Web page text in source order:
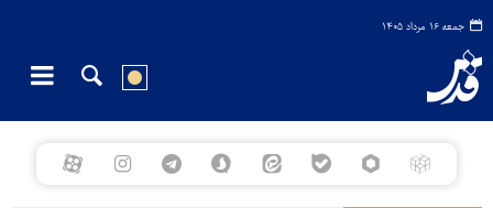
جمعه ۱۶ مرداد ۱۴۰۵